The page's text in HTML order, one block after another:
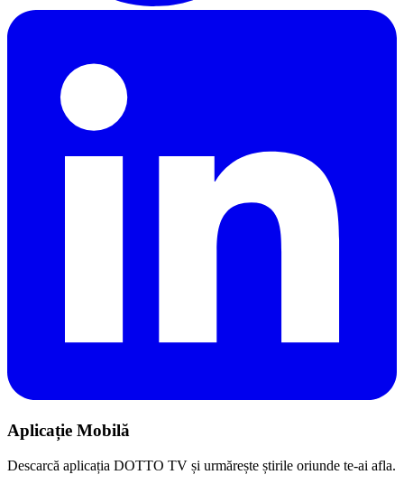
Aplicație Mobilă
Descarcă aplicația DOTTO TV și urmărește știrile oriunde te-ai afla.